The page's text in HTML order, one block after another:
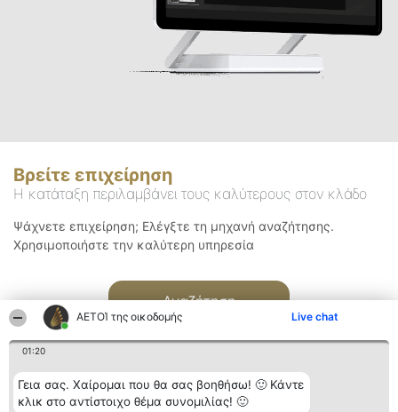
ΑΕΤΟΊ της οικοδομής Live chat
01:20
Γεια σας. Χαίρομαι που θα σας βοηθήσω! 🙂 Κάντε
κλικ στο αντίστοιχο θέμα συνομιλίας! 🙂
Βρείτε επιχείρηση
Η κατάταξη περιλαμβάνει τους καλύτερους στον κλάδο
Ψάχνετε επιχείρηση; Ελέγξτε τη μηχανή αναζήτησης.
Χρησιμοποιήστε την καλύτερη υπηρεσία
Αναζήτηση